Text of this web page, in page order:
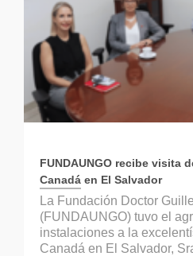
FUNDAUNGO recibe visita
Canadá en El Salvador
La Fundación Doctor
(FUNDAUNGO) tuvo el
instalaciones a la
Canadá en El Salvador,